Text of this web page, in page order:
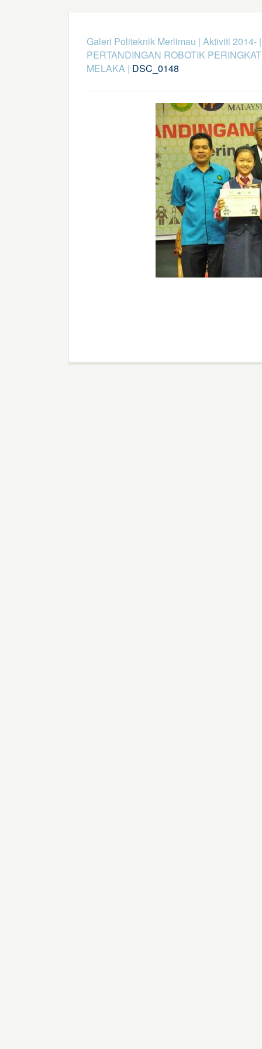
Galeri Politeknik Merlimau | Aktiviti 2014-
PERTANDINGAN ROBOTIK
MELAKA| DSC_0148